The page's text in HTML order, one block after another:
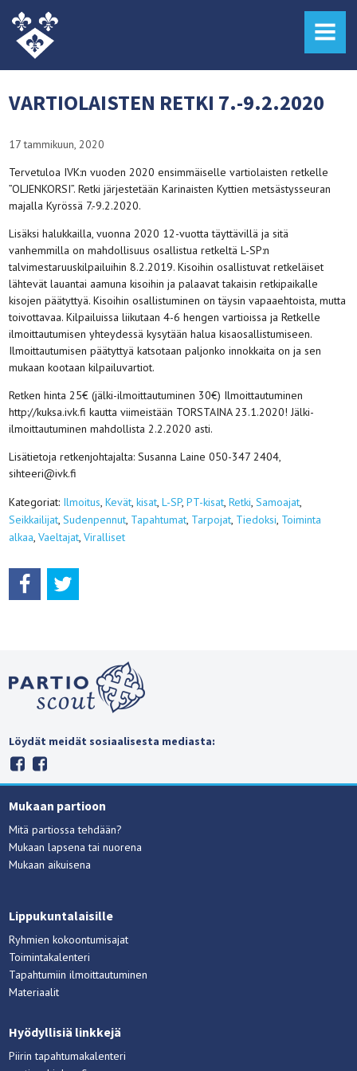
MENU
VARTIOLAISTEN RETKI 7.-9.2.2020
17 tammikuun, 2020
Tervetuloa IVK:n vuoden 2020 ensimmäiselle vartiolaisten retkelle
”OLJENKORSI”. Retki järjestetään Karinaisten Kyttien metsästysseuran
majalla Kyrössä 7.-9.2.2020.
Lisäksi halukkailla, vuonna 2020 12-vuotta täyttävillä ja sitä
vanhemmilla on mahdollisuus osallistua retkeltä L-SP:n
talvimestaruuskilpailuihin 8.2.2019. Kisoihin osallistuvat retkeläiset
lähtevät lauantai aamuna kisoihin ja palaavat takaisin retkipaikalle
kisojen päätyttyä. Kisoihin osallistuminen on täysin vapaaehtoista, mutta
toivottavaa. Kilpailuissa liikutaan 4-6 hengen vartioissa ja Retkelle
ilmoittautumisen yhteydessä kysytään halua kisaosallistumiseen.
Ilmoittautumisen päätyttyä katsotaan paljonko innokkaita on ja sen
mukaan kootaan kilpailuvartiot.
Retken hinta 25€ (jälki-ilmoittautuminen 30€) Ilmoittautuminen
http://kuksa.ivk.fi kautta viimeistään TORSTAINA 23.1.2020! Jälki-
ilmoittautuminen mahdollista 2.2.2020 asti.
Lisätietoja retkenjohtajalta: Susanna Laine 050-347 2404,
sihteeri@ivk.fi
Kategoriat: Ilmoitus,Kevät,kisat,L-SP,PT-kisat,Retki,Samoajat,
Seikkailijat,Sudenpennut, Tapahtumat, Tarpojat, Tiedoksi, Toiminta
alkaa,Vaeltajat,Viralliset
Löydät meidät sosiaalisesta mediasta:
Mukaan partioon
Mitä partiossa tehdään?
Mukaan lapsena tai nuorena
Mukaan aikuisena
Lippukuntalaisille
Ryhmien kokoontumisajat
Toimintakalenteri
Tapahtumiin ilmoittautuminen
Materiaalit
Hyödyllisiä linkkejä
Piirin tapahtumakalenteri